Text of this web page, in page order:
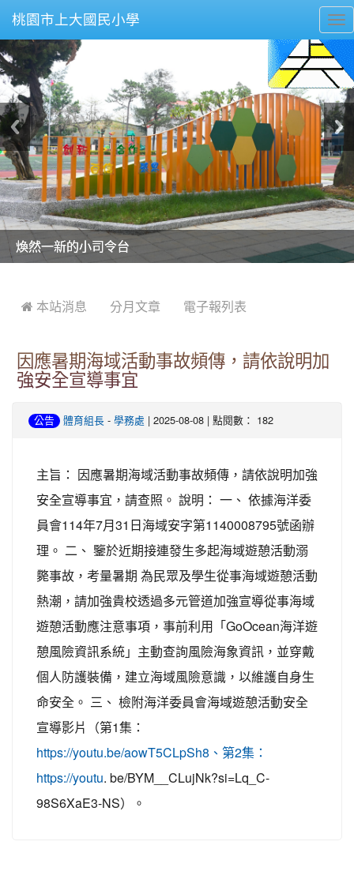
桃園市上大國民小學
美麗的操場是我們活力的來源
美麗的操場是我們活力的來源
煥然一新的小司令台
煥然一新的小司令台
富含桃園埤塘田園風光意象的中廊
富含桃園埤塘田園風光意象的中廊
嶄新的中庭廣場
嶄新的中庭廣場
水生池生生不息
水生池生生不息
 本站消息 分月文章 電子報列表
因應暑期海域活動事故頻傳，請依說明加
強安全宣導事宜
公告 體育組長 - 學務處 | 2025-08-08 | 點閱數： 182
主旨： 因應暑期海域活動事故頻傳，請依說明加強
安全宣導事宜，請查照。 說明： 一、 依據海洋委
員會114年7月31日海域安字第1140008795號函辦
理。 二、 鑒於近期接連發生多起海域遊憩活動溺
斃事故，考量暑期 為民眾及學生從事海域遊憩活動
熱潮，請加強貴校透過多元管道加強宣導從事海域
遊憩活動應注意事項，事前利用「GoOcean海洋遊
憩風險資訊系統」主動查詢風險海象資訊，並穿戴
個人防護裝備，建立海域風險意識，以維護自身生
命安全。 三、 檢附海洋委員會海域遊憩活動安全
宣導影片（第1集：
https://youtu.be/aowT5CLpSh8、第2集：
https://youtu. be/BYM__CLujNk?si=Lq_C-
98S6XaE3-NS）。